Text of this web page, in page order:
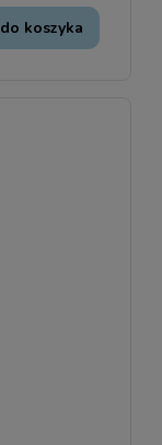
do koszyka